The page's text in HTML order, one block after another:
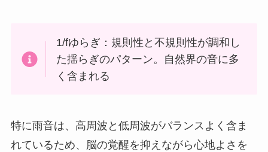
1/fゆらぎ：規則性と不規則性が調和し
た揺らぎのパターン。自然界の音に多
く含まれる
特に雨音は、高周波と低周波がバランスよく含ま
れているため、脳の覚醒を抑えながら心地よさを